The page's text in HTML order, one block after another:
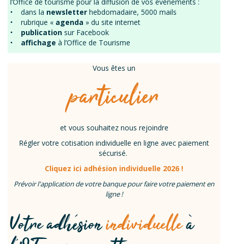
• dans la newsletter hebdomadaire, 5000 mails
• rubrique « agenda » du site internet
• publication sur Facebook
• affichage à l’Office de Tourisme
Vous êtes un
particulier
et vous souhaitez nous rejoindre
Régler votre cotisation individuelle en ligne avec paiement
sécurisé.
Cliquez ici adhésion individuelle 2026 !
Prévoir l'application de votre banque pour faire votre paiement en
ligne !
Votre adhésionindividuelleà